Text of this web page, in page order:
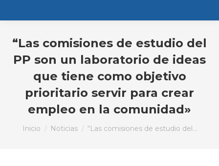
“Las comisiones de estudio del
PP son un laboratorio de ideas
que tiene como objetivo
prioritario servir para crear
empleo en la comunidad»
Estás aquí:
Inicio Noticias “Las comisiones de estudio del…